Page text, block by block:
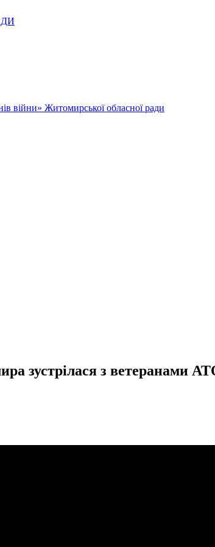
війни» Житомирської обласної ради
зустрілася з ветеранами